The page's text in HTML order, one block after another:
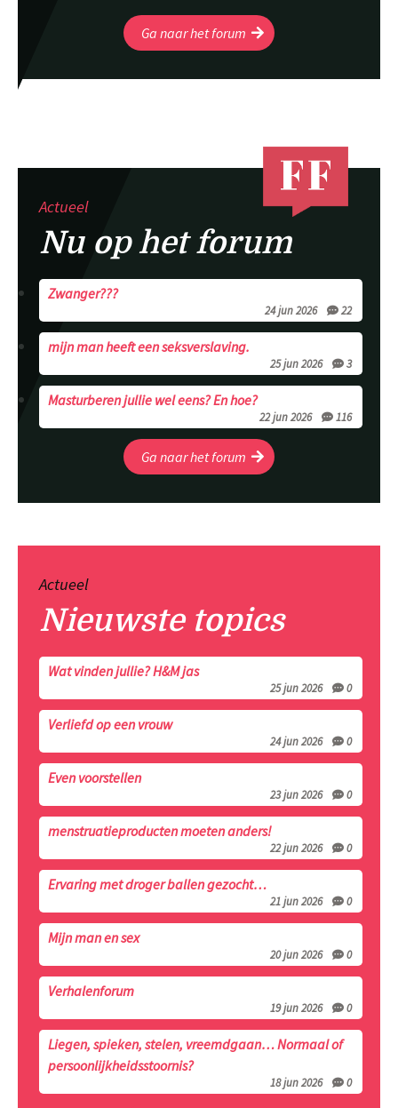
Ga naar het forum
Actueel
Nu op het forum
Zwanger???
24 jun 2026 22
mijn man heeft een seksverslaving.
25 jun 2026 3
Masturberen jullie wel eens? En hoe?
22 jun 2026 116
Ga naar het forum
Actueel
Nieuwste topics
Wat vinden jullie? H&M jas
25 jun 2026 0
Verliefd op een vrouw
24 jun 2026 0
Even voorstellen
23 jun 2026 0
menstruatieproducten moeten anders!
22 jun 2026 0
Ervaring met droger ballen gezocht…
21 jun 2026 0
Mijn man en sex
20 jun 2026 0
Verhalenforum
19 jun 2026 0
Liegen, spieken, stelen, vreemdgaan… Normaal of
persoonlijkheidsstoornis?
18 jun 2026 0